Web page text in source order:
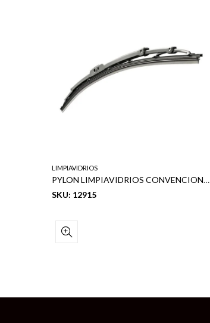
LIMPIAVIDRIOS
PYLON LIMPIAVIDRIOS CONVENCIONAL 15″
SKU: 12915